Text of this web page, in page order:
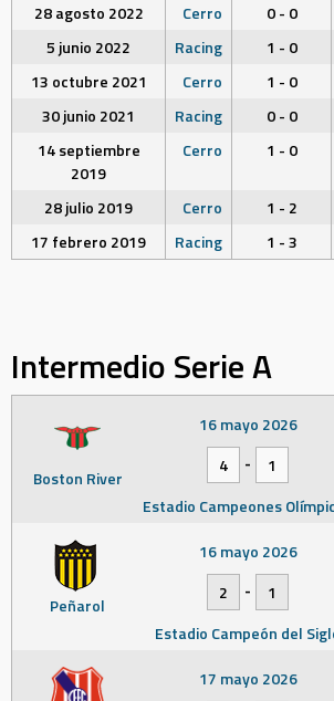
28 agosto 2022
Cerro 0 - 0
5 junio 2022
Racing 1 - 0
13 octubre 2021
Cerro 1 - 0
30 junio 2021
Racing 0 - 0
14 septiembre
2019
Cerro 1 - 0
28 julio 2019 Cerro 1 - 2
17 febrero 2019
Racing 1 - 3
Intermedio Serie A
Boston River
16 mayo 2026
4
-
1
Estadio Campeones
Peñarol
16 mayo 2026
2
-
1
Estadio Campeón del
17 mayo 2026